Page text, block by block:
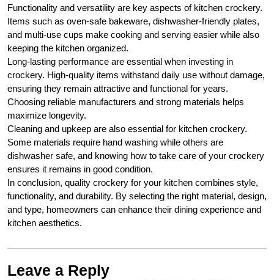
Functionality and versatility are key aspects of kitchen crockery.
Items such as oven-safe bakeware, dishwasher-friendly plates,
and multi-use cups make cooking and serving easier while also
keeping the kitchen organized.
Long-lasting performance are essential when investing in
crockery. High-quality items withstand daily use without damage,
ensuring they remain attractive and functional for years.
Choosing reliable manufacturers and strong materials helps
maximize longevity.
Cleaning and upkeep are also essential for kitchen crockery.
Some materials require hand washing while others are
dishwasher safe, and knowing how to take care of your crockery
ensures it remains in good condition.
In conclusion, quality crockery for your kitchen combines style,
functionality, and durability. By selecting the right material, design,
and type, homeowners can enhance their dining experience and
kitchen aesthetics.
Leave a Reply